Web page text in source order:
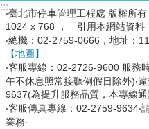
:::
‧臺北市停車管理工程處 版權所
1024 x 768 ，「引用本網站資料
‧總機：02-2759-0666，地址：
【地圖】
‧客服專線：02-2726-9600 服務
午不休息照常接聽例假日除外)‧
9637(為提升服務品質，本專線
‧客服傳真專線：02-2759-9634‧
業務‧